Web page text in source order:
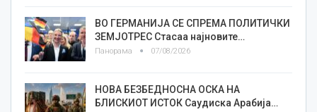
ВО ГЕРМАНИЈА СЕ СПРЕМА ПОЛИТИЧКИ
ЗЕМЈОТРЕС Стасаа најновите…
Панорама 07/08/2026
НОВА БЕЗБЕДНОСНА ОСКА НА
БЛИСКИОТ ИСТОК Саудиска Арабија…